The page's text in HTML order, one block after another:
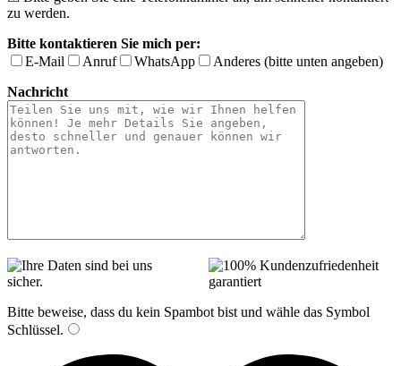
zu werden.
Bitte kontaktieren Sie mich per:
E-Mail
Anruf WhatsApp
Anderes (bitte unten angeben)
Nachricht
Bitte beweise, dass du kein Spambot bist und wähle das Symbol
Schlüssel.